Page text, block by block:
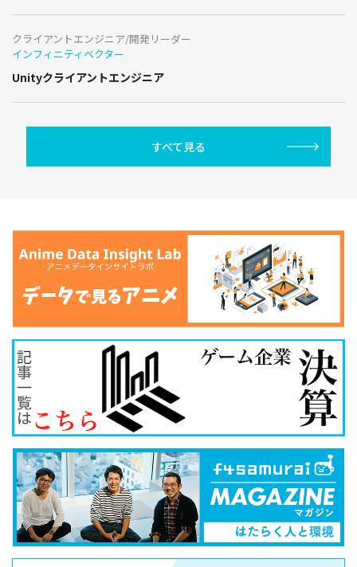
クライアントエンジニア/開発リーダー
インフィニティベクター
Unityクライアントエンジニア
すべて見る